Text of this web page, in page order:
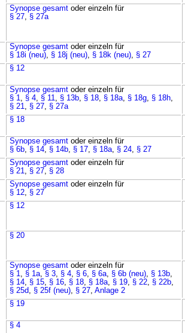
Synopse gesamt oder einzeln für
§ 27, § 27a
Synopse gesamt oder einzeln für
§ 18i (neu), § 18j (neu), § 18k (neu), § 27
§ 12
Synopse gesamt oder einzeln für
§ 1, § 4, § 11, § 13b, § 18, § 18a, § 18g, § 18h,
§ 21, § 27, § 27a
§ 18
Synopse gesamt oder einzeln für
§ 6b, § 14, § 14b, § 17, § 18a, § 24, § 27
Synopse gesamt oder einzeln für
§ 21, § 27, § 28
Synopse gesamt oder einzeln für
§ 12, § 27
§ 12
§ 20
Synopse gesamt oder einzeln für
§ 1, § 1a, § 3, § 4, § 6, § 6a, § 6b (neu), § 13b,
§ 14, § 15, § 16, § 18, § 18a, § 19, § 22, § 22b,
§ 25d, § 25f (neu), § 27, Anlage 2
§ 19
§ 4